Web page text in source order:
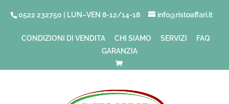
0522 232750 | LUN–VEN 8-12/14-18 info@ristoaffari.it
CONDIZIONI DI VENDITA CHI SIAMO SERVIZI
FAQ
GARANZIA